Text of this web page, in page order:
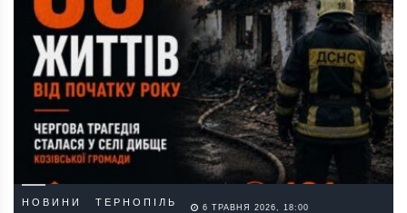
НОВИНИ ТЕРНОПІЛЬ 6 ТРАВНЯ 2026, 18:00